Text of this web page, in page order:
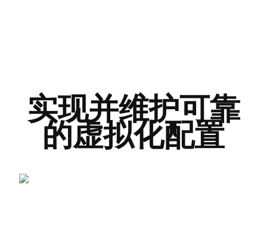
实现并维护可靠
的虚拟化配置